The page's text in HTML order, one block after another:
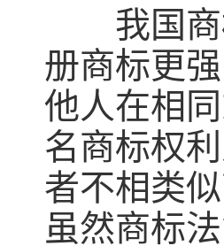
我国商
册商标更
他人在相
名商标权
者不相类
虽然商标